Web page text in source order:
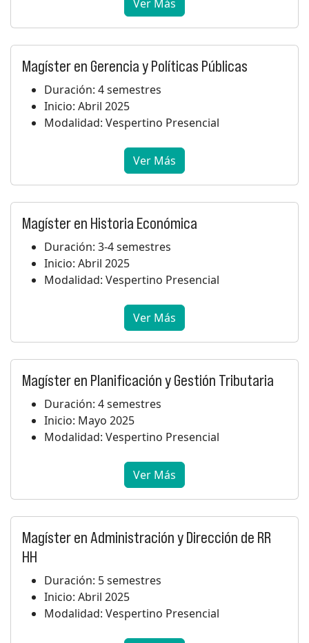
Ver Más
Magíster en Gerencia y Políticas Públicas
Duración: 4 semestres
Inicio: Abril 2025
Modalidad: Vespertino Presencial
Ver Más
Magíster en Historia Económica
Duración: 3-4 semestres
Inicio: Abril 2025
Modalidad: Vespertino Presencial
Ver Más
Magíster en Planificación y Gestión Tributaria
Duración: 4 semestres
Inicio: Mayo 2025
Modalidad: Vespertino Presencial
Ver Más
Magíster en Administración y Dirección de RR
HH
Duración: 5 semestres
Inicio: Abril 2025
Modalidad: Vespertino Presencial